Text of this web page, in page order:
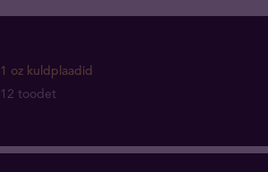
1 oz kuldplaadid
12 toodet